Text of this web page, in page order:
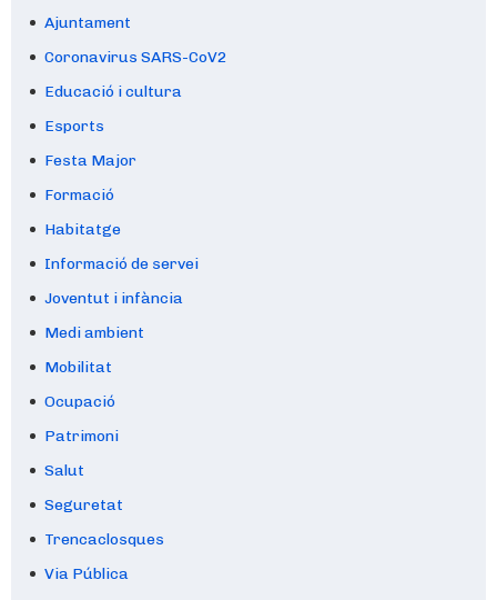
Ajuntament
Coronavirus SARS-CoV2
Educació i cultura
Esports
Festa Major
Formació
Habitatge
Informació de servei
Joventut i infància
Medi ambient
Mobilitat
Ocupació
Patrimoni
Salut
Seguretat
Trencaclosques
Via Pública